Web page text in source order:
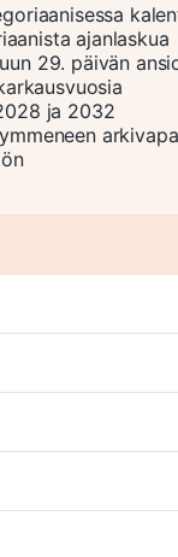
ajanlaskua
29. päivän
ja 2032